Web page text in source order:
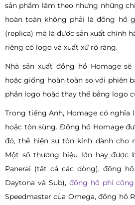
sản phẩm làm theo nhưng những
hoàn toàn không phải là đồng hồ
(replica) mà là được sản xuất chính
riêng có logo và xuất xứ rõ ràng.
Nhà sản xuất đồng hồ Homage
hoặc giống hoàn toàn so với phiên
phần logo hoặc thay thế bằng logo
Trong tiếng Anh, Homage có nghĩa
hoặc tôn sùng. Đồng hồ Homage
đó, thể hiện sự tôn kính dành cho
Một số thương hiệu lớn hay được
Panerai (tất cả các dòng), đồng
Daytona và Sub), đồng hồ phi công
Speedmaster của Omega, đồng hồ